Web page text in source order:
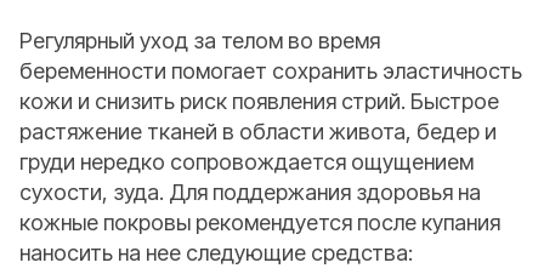
Регулярный уход за телом во время
беременности помогает сохранить эластичность
кожи и снизить риск появления стрий. Быстрое
растяжение тканей в области живота, бедер и
груди нередко сопровождается ощущением
сухости, зуда. Для поддержания здоровья на
кожные покровы рекомендуется после купания
наносить на нее следующие средства: